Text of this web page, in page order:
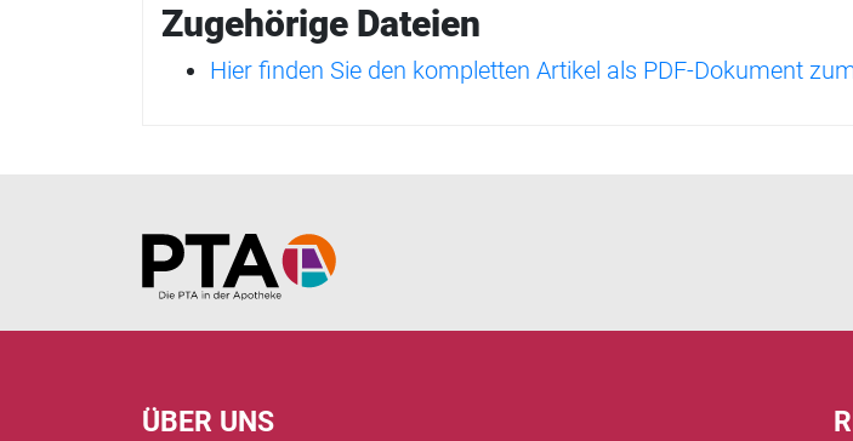
Zugehörige Dateien
Hier finden Sie den kompletten Artikel als PDF-Dokument
Home
ÜBER UNS